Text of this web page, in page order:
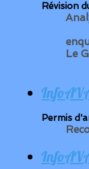
Révision
Le
Permis